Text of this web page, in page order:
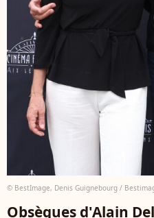
© BestImage, Denis Guignebourg /
Obsèques d'Alain